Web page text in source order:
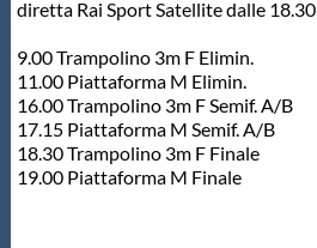
diretta Rai Sport Satellite dalle 18.30
9.00 Trampolino 3m F Elimin.
11.00 Piattaforma M Elimin.
16.00 Trampolino 3m F Semif. A/B
17.15 Piattaforma M Semif. A/B
18.30 Trampolino 3m F Finale
19.00 Piattaforma M Finale